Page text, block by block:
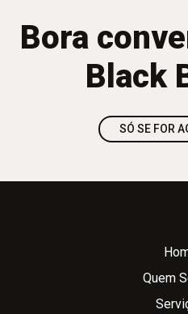
Bora
Black
SÓ SE FOR
Quem